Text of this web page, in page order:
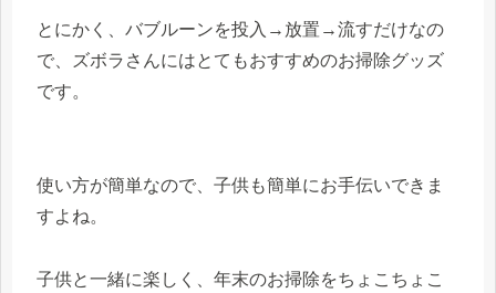
とにかく、バブルーンを投入→放置→流すだけなの
で、ズボラさんにはとてもおすすめのお掃除グッズ
です。
使い方が簡単なので、子供も簡単にお手伝いできま
すよね。
子供と一緒に楽しく、年末のお掃除をちょこちょこ